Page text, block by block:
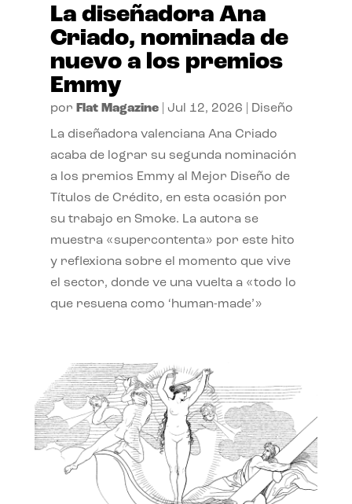
La diseñadora Ana
Criado, nominada de
nuevo a los premios
Emmy
por Flat Magazine| Jul 12, 2026 Diseño
La diseñadora valenciana Ana Criado
acaba de lograr su segunda nominación
a los premios Emmy al Mejor Diseño de
Títulos de Crédito, en esta ocasión por
su trabajo en Smoke. La autora se
muestra «supercontenta» por este hito
y reflexiona sobre el momento que vive
el sector, donde ve una vuelta a «todo lo
que resuena como ‘human-made’»